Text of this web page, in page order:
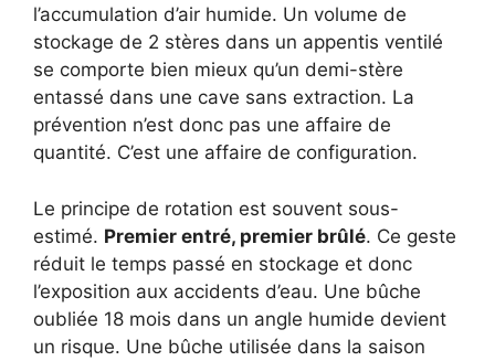
l’accumulation d’air humide. Un volume de
stockage de 2 stères dans un appentis ventilé
se comporte bien mieux qu’un demi-stère
entassé dans une cave sans extraction. La
prévention n’est donc pas une affaire de
quantité. C’est une affaire de configuration.
Le principe de rotation est souvent sous-
estimé. Premier entré, premier brûlé. Ce geste
réduit le temps passé en stockage et donc
l’exposition aux accidents d’eau. Une bûche
oubliée 18 mois dans un angle humide devient
un risque. Une bûche utilisée dans la saison